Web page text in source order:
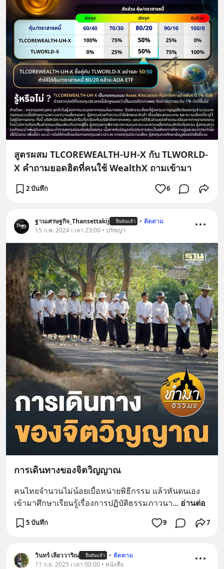
สูตรผสม TLCOREWEALTH-UH-X กับ TLWORLD-
X คำถามยอดฮิตที่คนใช้ WealthX ถามเข้ามา
2 บันทึก 6
ฐานเศรษฐกิจ_Thansettakij ยืนยันแล้ว • ติดตาม
15 ก.พ. 2024 เวลา 23:00 • ปรัชญา
การเดินทางของจิตวิญญาณ
คนไทยจำนวนไม่น้อยเบื่อหน่ายพิธีกรรม แล้วหันตนเอง
เข้ามาศึกษาเรียนรู้เรื่องการปฏิบัติธรรมภาวนา... อ่านต่อ
5 บันทึก 9 7
วินทร์ เลียววาริณ ยืนยันแล้ว • ติดตาม
11 ก.ย. 2025 เวลา 00:00 • หนังสือ